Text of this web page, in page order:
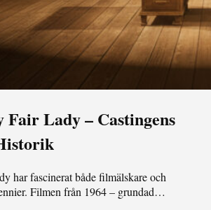
Lady – Castingens
har fascinerat både filmälskare och
Filmen från 1964 – grundad…